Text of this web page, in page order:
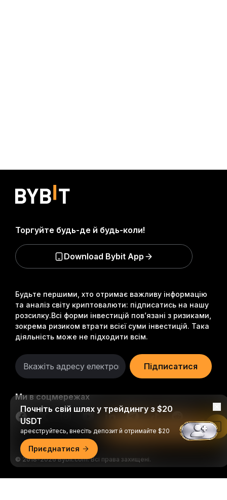
Будьте першими, хто отримає важливу інформацію
та аналіз світу криптовалюти: підписатись на нашу
розсилку.Всі форми інвестицій пов’язані з ризиками,
зокрема ризиком втрати всієї суми інвестицій. Така
діяльність може не підходити всім.
Підписатися
Ми в соцмережах
© 2018-2026 Bybit.com. Всі права захищені.
Торгуйте будь-де й будь-коли!
Download Bybit App
Почніть свій шлях у трейдингу з $20
USDT
ареєструйтесь, внесіть депозит й отримайте $20
Приєднатися
Читати в застосунку Bybit